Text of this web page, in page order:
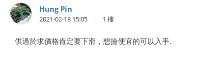
Hung Pin
2021-02-18 15:05 1
供過於求價格肯定要下滑，想撿便宜的可以入手.